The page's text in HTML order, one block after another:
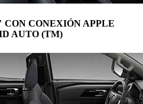
CONEXIÓN APPLE
AUTO (TM)